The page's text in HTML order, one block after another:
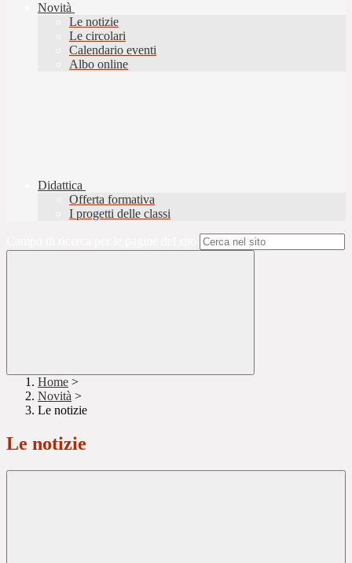
Novità
Le notizie
Le circolari
Calendario eventi
Albo online
Didattica
Offerta formativa
I progetti delle classi
Home >
Novità >
Le notizie
Le notizie